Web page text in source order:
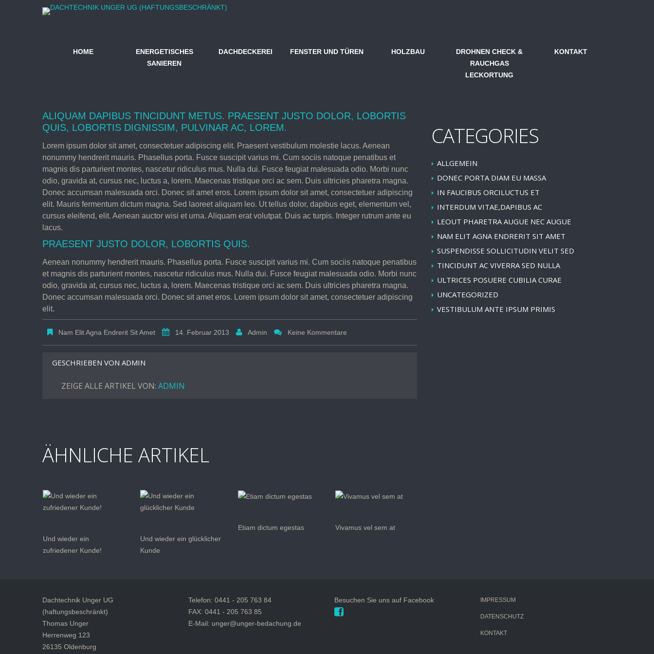
HOME
ENERGETISCHES
SANIEREN
DACHDECKEREI FENSTER UND TÜREN HOLZBAU
DROHNEN CHECK &
RAUCHGAS
LECKORTUNG
KONTAKT
ALIQUAM DAPIBUS TINCIDUNT METUS. PRAESENT JUSTO DOLOR, LOBORTIS
QUIS, LOBORTIS DIGNISSIM, PULVINAR AC, LOREM.
Lorem ipsum dolor sit amet, consectetuer adipiscing elit. Praesent vestibulum molestie lacus. Aenean
nonummy hendrerit mauris. Phasellus porta. Fusce suscipit varius mi. Cum sociis natoque penatibus et
magnis dis parturient montes, nascetur ridiculus mus. Nulla dui. Fusce feugiat malesuada odio. Morbi nunc
odio, gravida at, cursus nec, luctus a, lorem. Maecenas tristique orci ac sem. Duis ultricies pharetra magna.
Donec accumsan malesuada orci. Donec sit amet eros. Lorem ipsum dolor sit amet, consectetuer adipiscing
elit. Mauris fermentum dictum magna. Sed laoreet aliquam leo. Ut tellus dolor, dapibus eget, elementum vel,
cursus eleifend, elit. Aenean auctor wisi et urna. Aliquam erat volutpat. Duis ac turpis. Integer rutrum ante eu
lacus.
PRAESENT JUSTO DOLOR, LOBORTIS QUIS.
Aenean nonummy hendrerit mauris. Phasellus porta. Fusce suscipit varius mi. Cum sociis natoque penatibus
et magnis dis parturient montes, nascetur ridiculus mus. Nulla dui. Fusce feugiat malesuada odio. Morbi nunc
odio, gravida at, cursus nec, luctus a, lorem. Maecenas tristique orci ac sem. Duis ultricies pharetra magna.
Donec accumsan malesuada orci. Donec sit amet eros. Lorem ipsum dolor sit amet, consectetuer adipiscing
elit.
Nam Elit Agna Endrerit Sit Amet 14. Februar 2013 Admin Keine Kommentare
GESCHRIEBEN VON ADMIN
ZEIGE ALLE ARTIKEL VON: ADMIN
ÄHNLICHE ARTIKEL
Und wieder ein
zufriedener Kunde!
Und wieder ein glücklicher
Kunde
Etiam dictum egestas Vivamus vel sem at
CATEGORIES
ALLGEMEIN
DONEC PORTA DIAM EU MASSA
IN FAUCIBUS ORCILUCTUS ET
INTERDUM VITAE,DAPIBUS AC
LEOUT PHARETRA AUGUE NEC AUGUE
NAM ELIT AGNA ENDRERIT SIT AMET
SUSPENDISSE SOLLICITUDIN VELIT SED
TINCIDUNT AC VIVERRA SED NULLA
ULTRICES POSUERE CUBILIA CURAE
UNCATEGORIZED
VESTIBULUM ANTE IPSUM PRIMIS
Dachtechnik Unger UG
(haftungsbeschränkt)
Thomas Unger
Herrenweg 123
26135 Oldenburg
Telefon: 0441 - 205 763 84
FAX: 0441 - 205 763 85
E-Mail: unger@unger-bedachung.de
Besuchen Sie uns auf Facebook IMPRESSUM
DATENSCHUTZ
KONTAKT